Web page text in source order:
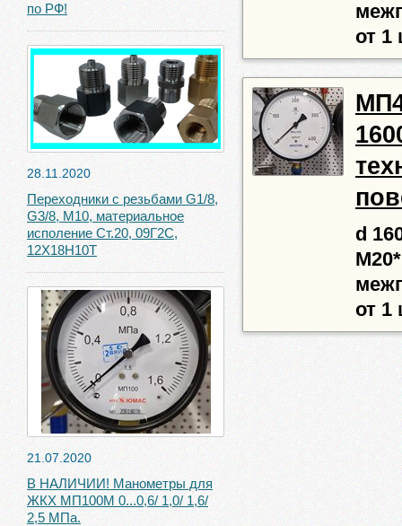
по РФ!
28.11.2020
Переходники с резьбами G1/8,
G3/8, М10, материальное
исполение Ст.20, 09Г2С,
12Х18Н10Т
21.07.2020
В НАЛИЧИИ! Манометры для
ЖКХ МП100М 0...0,6/ 1,0/ 1,6/
2,5 МПа.
от 1
d
от 1